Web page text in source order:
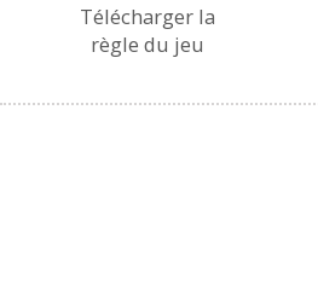
Télécharger la
règle du jeu